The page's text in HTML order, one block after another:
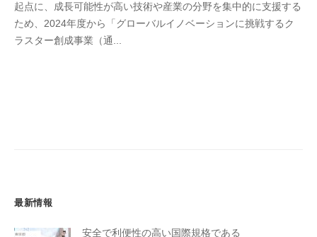
起点に、成長可能性が高い技術や産業の分野を集中的に支援する
ため、2024年度から「グローバルイノベーションに挑戦するク
ラスター創成事業（通...
最新情報
安全で利便性の高い国際規格である